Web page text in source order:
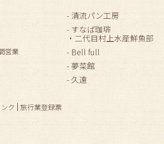
営業
ンク 旅行業登録票
- 清流パン工房
- すなば珈琲
・二代目村上水産鮮魚部
- Bell full
- 夢菜館
- 久遠